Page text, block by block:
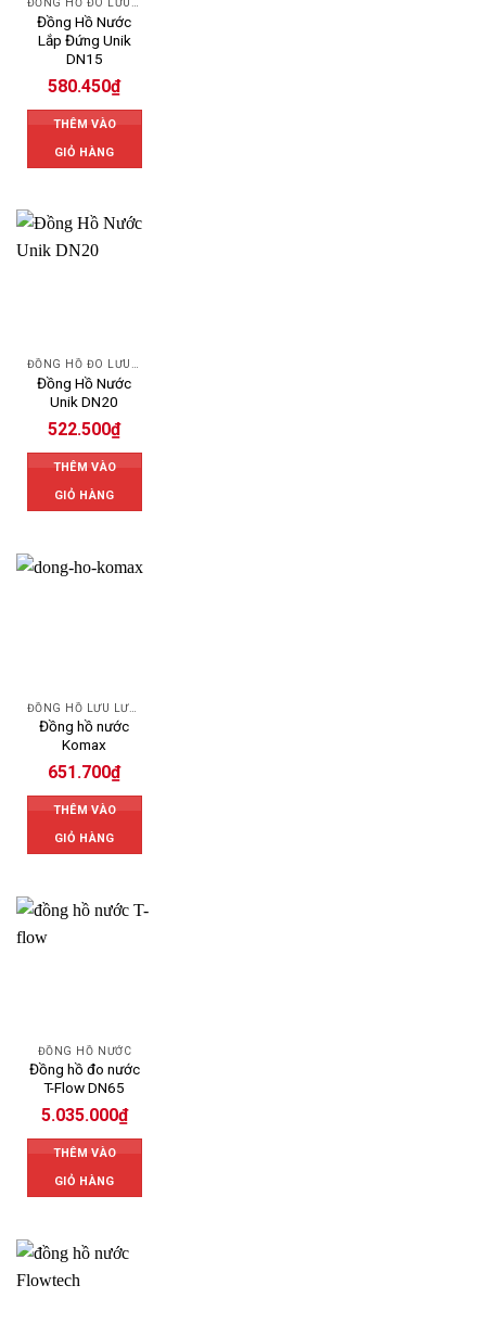
ĐỒNG HỒ ĐO LƯU LƯỢNG NƯỚC UNIK
Đồng Hồ Nước
Lắp Đứng Unik
DN15
580.450₫
THÊM VÀO
GIỎ HÀNG
ĐỒNG HỒ ĐO LƯU LƯỢNG NƯỚC UNIK
Đồng Hồ Nước
Unik DN20
522.500₫
THÊM VÀO
GIỎ HÀNG
ĐỒNG HỒ LƯU LƯỢNG NƯỚC KOMAX
Đồng hồ nước
Komax
651.700₫
THÊM VÀO
GIỎ HÀNG
ĐỒNG HỒ NƯỚC
Đồng hồ đo nước
T-Flow DN65
5.035.000₫
THÊM VÀO
GIỎ HÀNG